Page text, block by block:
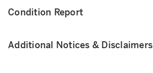
Condition Report
Additional Notices & Disclaimers